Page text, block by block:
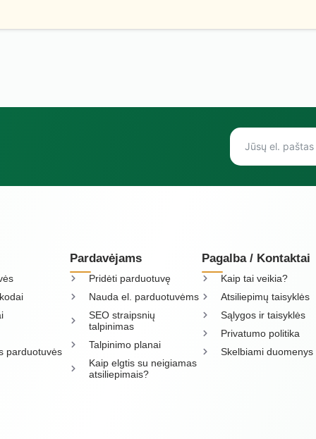
parduotuvės
Pardavėjams
Pridėti parduotuvę
Nauda el. parduotuvėms
SEO straipsnių
talpinimas
Talpinimo planai
Kaip elgtis su neigiamas
atsiliepimais?
Pagalba / Kontaktai
Kaip tai veikia?
Atsiliepimų taisyklės
Sąlygos ir taisyklės
Privatumo politika
Skelbiami duomenys